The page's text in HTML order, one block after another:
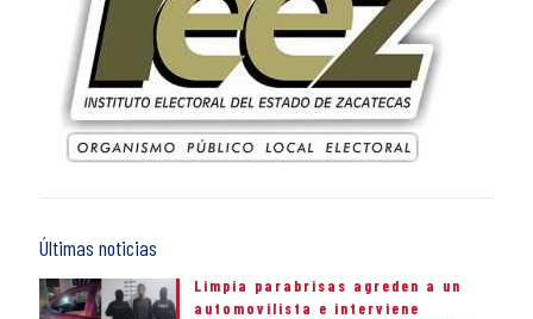
Últimas noticias
Limpia parabrisas agreden a un
automovilista e interviene